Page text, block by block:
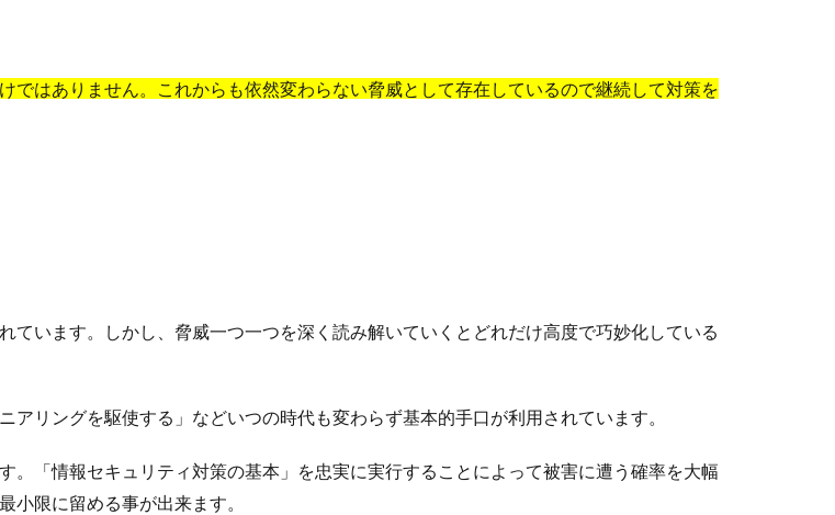
はありません。これからも依然変わらない脅威として存在しているので継続して対策を
います。しかし、脅威一つ一つを深く読み解いていくとどれだけ高度で巧妙化している
アリングを駆使する」などいつの時代も変わらず基本的手口が利用されています。
「情報セキュリティ対策の基本」を忠実に実行することによって被害に遭う確率を大幅
小限に留める事が出来ます。